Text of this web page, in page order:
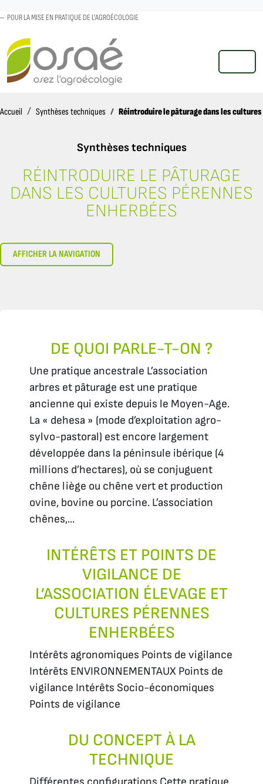
POUR LA MISE EN PRATIQUE DE L'AGROÉCOLOGIE
MENU
Accueil AccueilSynthèses techniques Réintroduire le pâturage dans les
Synthèses techniques
RÉINTRODUIRE LE PÂTURAGE
DANS LES CULTURES PÉRENNES
ENHERBÉES
AFFICHER LA NAVIGATION
DE QUOI PARLE-T-ON ?
Une pratique ancestrale L’association
arbres et pâturage est une pratique
ancienne qui existe depuis le Moyen-Age.
La « dehesa » (mode d’exploitation agro-
sylvo-pastoral) est encore largement
développée dans la péninsule ibérique (4
millions d’hectares), où se conjuguent
chêne liège ou chêne vert et production
ovine, bovine ou porcine. L’association
chênes,...
INTÉRÊTS ET POINTS DE
VIGILANCE DE
L’ASSOCIATION ÉLEVAGE ET
CULTURES PÉRENNES
ENHERBÉES
Intérêts agronomiques Points de vigilance
Intérêts ENVIRONNEMENTAUX Points de
vigilance Intérêts Socio-économiques
Points de vigilance
DU CONCEPT À LA
TECHNIQUE